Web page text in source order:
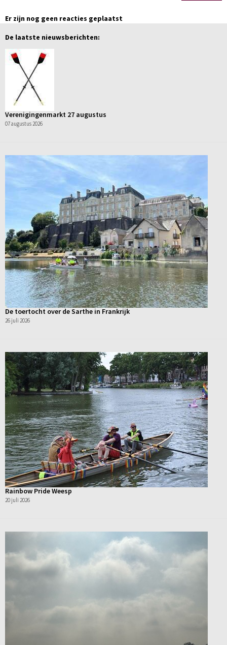
Er zijn nog geen reacties geplaatst
De laatste nieuwsberichten:
Verenigingenmarkt 27 augustus
07 augustus 2026
De toertocht over de Sarthe in Frankrijk
26 juli 2026
Rainbow Pride Weesp
20 juli 2026